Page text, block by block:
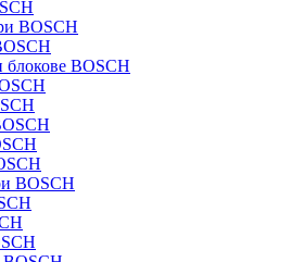
BOSCH
блокове BOSCH
BOSCH